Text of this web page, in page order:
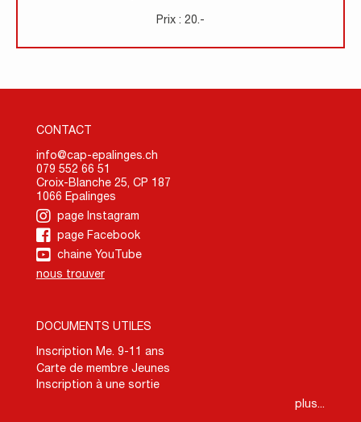
Prix : 20.-
CONTACT
info@cap-epalinges.ch
079 552 66 51
Croix-Blanche 25, CP 187
1066 Epalinges
page Instagram
page Facebook
chaine YouTube
nous trouver
DOCUMENTS UTILES
Inscription Me. 9-11 ans
Carte de membre Jeunes
Inscription à une sortie
plus...